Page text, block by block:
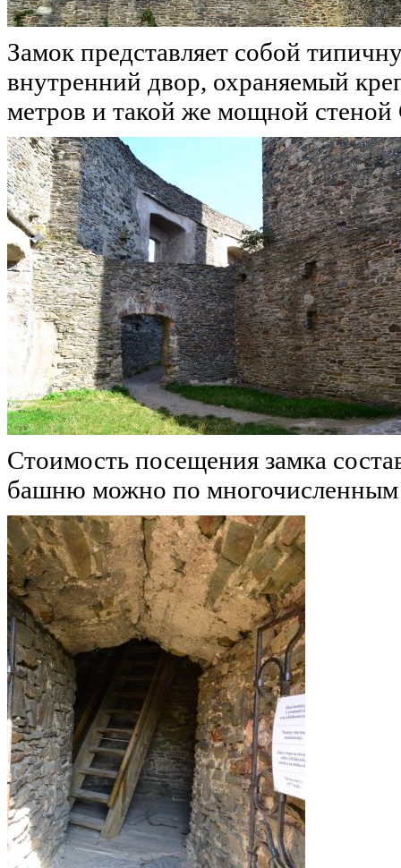
Замок представляет собой
внутренний двор, охраняемый
метров и такой же мощной стеной
Стоимость посещения замка
башню можно по